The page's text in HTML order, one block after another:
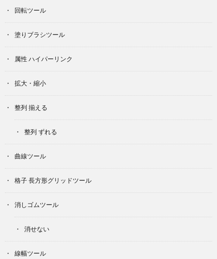
回転ツール
塗りブラシツール
属性 ハイパーリンク
拡大・縮小
整列 揃える
整列 ずれる
曲線ツール
格子 長方形グリッドツール
消しゴムツール
消せない
線幅ツール